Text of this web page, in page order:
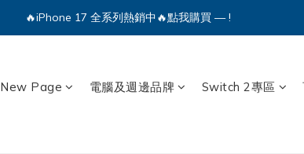
🔥iPhone 17 全系列熱銷中🔥點我購買 — !
🔥iPhone 17 全系列熱銷中🔥點我購買 — !
🔥iPhone 17 全系列熱銷中🔥點我購買 — !
New Page 電腦及週邊品牌 Switch 2專區